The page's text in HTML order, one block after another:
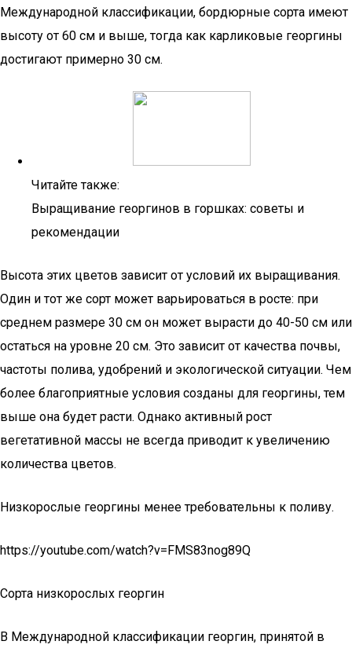
Международной классификации, бордюрные сорта имеют
высоту от 60 см и выше, тогда как карликовые георгины
достигают примерно 30 см.
Читайте также:
Выращивание георгинов в горшках: советы и
рекомендации
Высота этих цветов зависит от условий их выращивания.
Один и тот же сорт может варьироваться в росте: при
среднем размере 30 см он может вырасти до 40-50 см или
остаться на уровне 20 см. Это зависит от качества почвы,
частоты полива, удобрений и экологической ситуации. Чем
более благоприятные условия созданы для георгины, тем
выше она будет расти. Однако активный рост
вегетативной массы не всегда приводит к увеличению
количества цветов.
Низкорослые георгины менее требовательны к поливу.
https://youtube.com/watch?v=FMS83nog89Q
Сорта низкорослых георгин
В Международной классификации георгин, принятой в